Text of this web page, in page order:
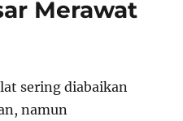
Merawat
sering diabaikan
namun